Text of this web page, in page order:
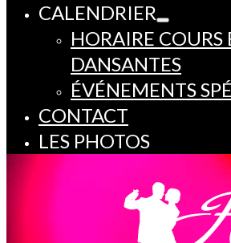
CALENDRIER
HORAIRE COURS
DANSANTES
ÉVÉNEMENTS
CONTACT
LES PHOTOS